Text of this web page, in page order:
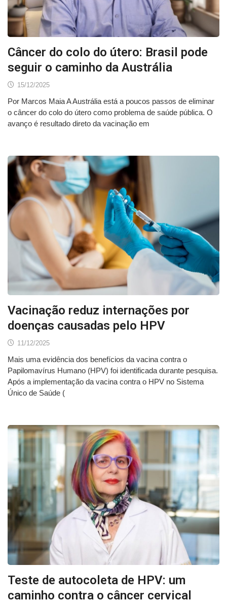
Câncer do colo do útero: Brasil pode
seguir o caminho da Austrália
15/12/2025
Por Marcos Maia A Austrália está a poucos passos de eliminar
o câncer do colo do útero como problema de saúde pública. O
avanço é resultado direto da vacinação em
Vacinação reduz internações por
doenças causadas pelo HPV
11/12/2025
Mais uma evidência dos benefícios da vacina contra o
Papilomavírus Humano (HPV) foi identificada durante pesquisa.
Após a implementação da vacina contra o HPV no Sistema
Único de Saúde (
Teste de autocoleta de HPV: um
caminho contra o câncer cervical